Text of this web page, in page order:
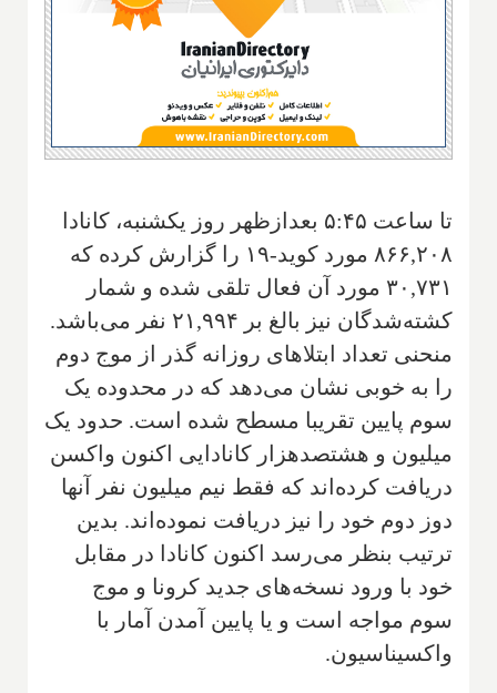
تا ساعت ۵:۴۵ بعدازظهر روز یکشنبه، کانادا
۸۶۶,۲۰۸ مورد کوید-۱۹ را گزارش کرده که
۳۰,۷۳۱ مورد آن فعال تلقی شده و شمار
کشته‌شدگان نیز بالغ بر ۲۱,۹۹۴ نفر می‌باشد.
منحنی تعداد ابتلاهای روزانه گذر از موج دوم
را به خوبی نشان می‌دهد که در محدوده یک
سوم پایین تقریبا مسطح شده است. حدود یک
میلیون و هشتصدهزار کانادایی اکنون واکسن
دریافت کرده‌اند که فقط نیم میلیون نفر آنها
دوز دوم خود را نیز دریافت نموده‌اند. بدین
ترتیب بنظر می‌رسد اکنون کانادا در مقابل
خود با ورود نسخه‌های جدید کرونا و موج
سوم مواجه است و یا پایین آمدن آمار با
واکسیناسیون.